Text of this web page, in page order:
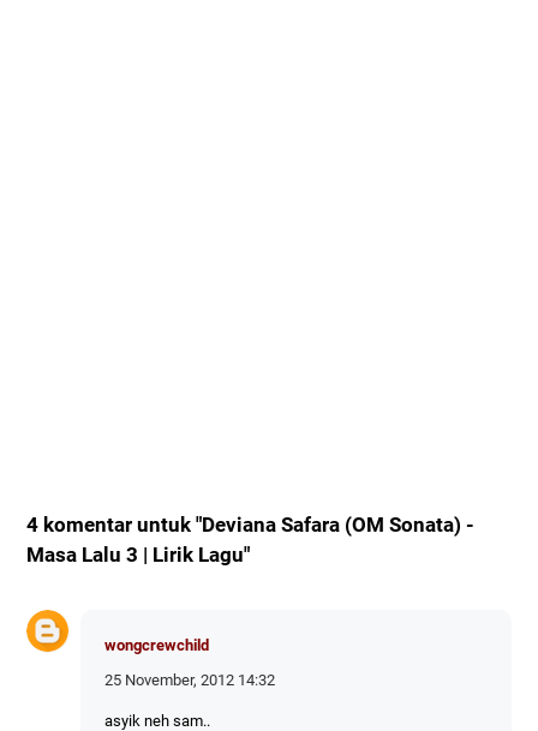
4 komentar untuk "Deviana Safara (OM Sonata) -
Masa Lalu 3 | Lirik Lagu"
wongcrewchild
25 November, 2012 14:32
asyik neh sam..